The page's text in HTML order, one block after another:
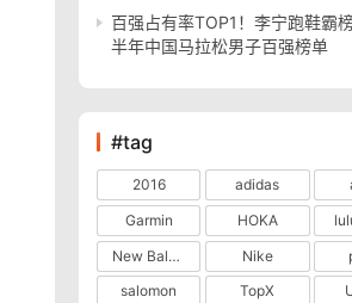
百强占有率TOP1！李宁跑鞋霸
半年中国马拉松男子百强榜单
#tag
2016 adidas
Garmin
HOKA
New Balance
Nike
salomon
TopX